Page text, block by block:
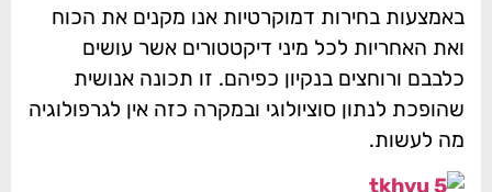
באמצעות בחירות דמוקרטיות אנו מקנים את הכוח
ואת האחריות לכל מיני דיקטטורים אשר עושים
כלבבם ורוחצים בנקיון כפיהם. זו תכונה אנושית
שהופכת לנתון סוציולוגי ובמקרה כזה אין לגרפולוגיה
מה לעשות.